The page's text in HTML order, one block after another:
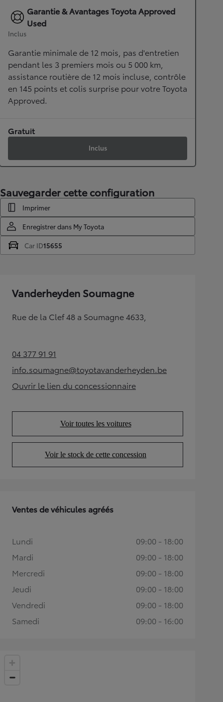
Garantie & Avantages Toyota Approved
Used
Inclus
Garantie minimale de 12 mois, pas d'entretien
pendant les 3 premiers mois ou 5 000 km,
assistance routière de 12 mois incluse, contrôle
en 145 points et colis surprise pour votre Toyota
Approved.
Gratuit
Inclus
Sauvegarder cette configuration
Imprimer
Enregistrer dans My Toyota
Car ID15655
Vanderheyden Soumagne
Rue de la Clef 48 a Soumagne 4633,
04 377 91 91(Opens in new tab)
info.soumagne@toyotavanderheyden.be
(Opens in new tab)
Ouvrir le lien du concessionnaire
(Opens in new tab)
Voir toutes les voitures
(Opens in new tab)
Voir le stock de cette concession
(Opens in new tab)
Ventes de véhicules agréés
Lundi
09:00 - 18:00
Mardi
09:00 - 18:00
Mercredi
09:00 - 18:00
Jeudi
09:00 - 18:00
Vendredi
09:00 - 18:00
Samedi
09:00 - 16:00